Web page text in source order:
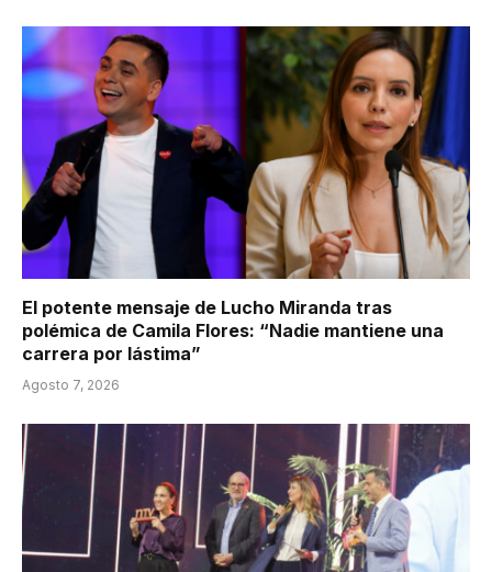
El potente mensaje de Lucho Miranda tras
polémica de Camila Flores: “Nadie mantiene una
carrera por lástima”
Agosto 7, 2026